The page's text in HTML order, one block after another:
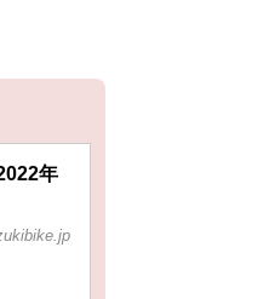
年